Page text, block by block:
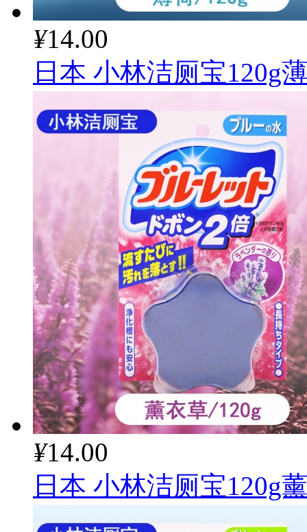
¥14.00
日本 小林洁厕宝120g
¥14.00
日本 小林洁厕宝120g